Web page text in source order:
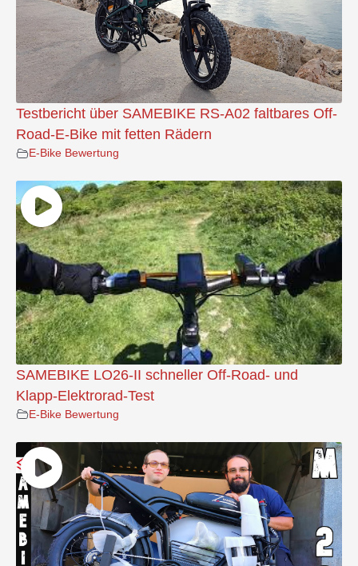
Testbericht über SAMEBIKE RS-A02 faltbares Off-
Road-E-Bike mit fetten Rädern
E-Bike Bewertung
SAMEBIKE LO26-II schneller Off-Road- und
Klapp-Elektrorad-Test
E-Bike Bewertung